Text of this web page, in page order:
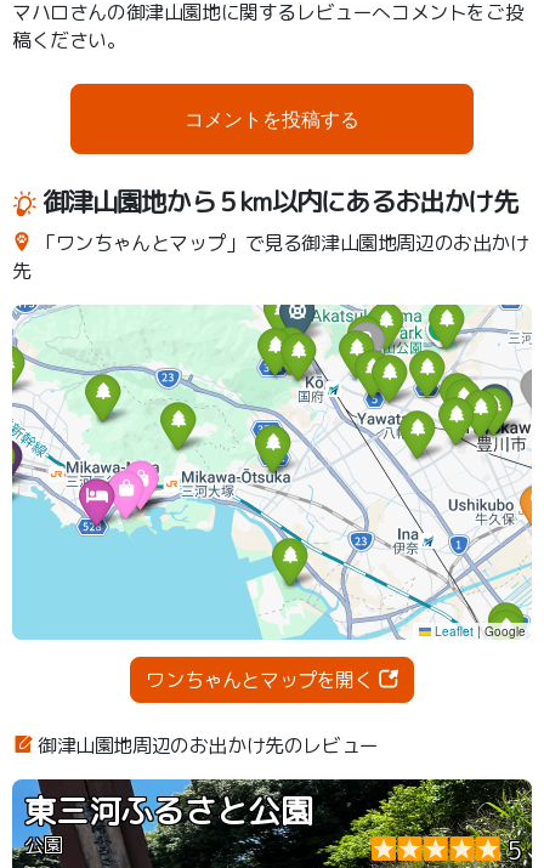
マハロさんの御津山園地に関するレビューへコメントをご投
稿ください。
コメントを投稿する
御津山園地から５km以内にあるお出かけ先
「ワンちゃんとマップ」で見る御津山園地周辺のお出かけ
先
ワンちゃんとマップを開く
御津山園地周辺のお出かけ先のレビュー
東三河ふるさと公園
公園 5